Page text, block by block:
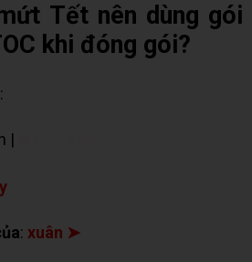
Tết nên dùng gói
khi đóng gói?
:
|
: xuân ➤